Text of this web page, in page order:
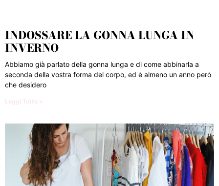
INDOSSARE LA GONNA LUNGA IN
INVERNO
Abbiamo già parlato della gonna lunga e di come abbinarla a
seconda della vostra forma del corpo, ed è almeno un anno però
che desidero
Leggi Tutto »